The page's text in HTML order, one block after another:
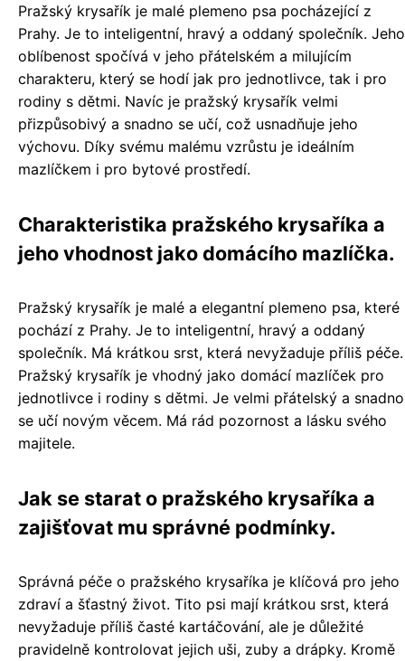
Pražský krysařík je malé plemeno psa pocházející z
Prahy. Je to inteligentní, hravý a oddaný společník. Jeho
oblíbenost spočívá v jeho přátelském a milujícím
charakteru, který se hodí jak pro jednotlivce, tak i pro
rodiny s dětmi. Navíc je pražský krysařík velmi
přizpůsobivý a snadno se učí, což usnadňuje jeho
výchovu. Díky svému malému vzrůstu je ideálním
mazlíčkem i pro bytové prostředí.
Charakteristika pražského krysaříka a
jeho vhodnost jako domácího mazlíčka.
Pražský krysařík je malé a elegantní plemeno psa, které
pochází z Prahy. Je to inteligentní, hravý a oddaný
společník. Má krátkou srst, která nevyžaduje příliš péče.
Pražský krysařík je vhodný jako domácí mazlíček pro
jednotlivce i rodiny s dětmi. Je velmi přátelský a snadno
se učí novým věcem. Má rád pozornost a lásku svého
majitele.
Jak se starat o pražského krysaříka a
zajišťovat mu správné podmínky.
Správná péče o pražského krysaříka je klíčová pro jeho
zdraví a šťastný život. Tito psi mají krátkou srst, která
nevyžaduje příliš časté kartáčování, ale je důležité
pravidelně kontrolovat jejich uši, zuby a drápky. Kromě